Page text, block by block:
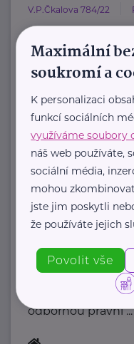
V.P.Čkalova 784/22
nezisková
než 20 let
https://
+420 776 556
Klub svobodných
Dukelských hrdinů 34
"Pomáháme
Rodinám
poskytujeme
odbornou právní ...
Maximální
soukromí a
K personalizaci
funkcí sociálních
využíváme soubory
náš web používáte,
sociální média,
mohou
jste jim poskytli
že používáte jejich
Povolit vše